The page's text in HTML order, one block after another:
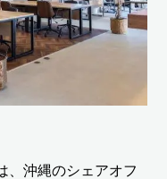
、沖縄のシェアオフ